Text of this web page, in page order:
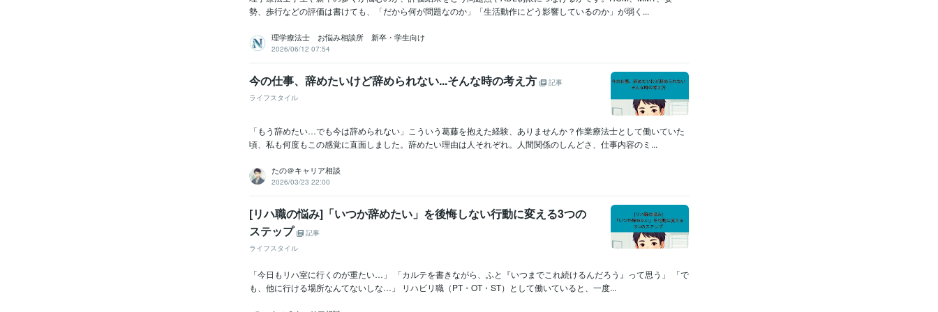
勢、歩行などの評価は書けても、「だから何が問題なのか」「生活動作にどう影響しているのか」が弱く...
理学療法士 お悩み相談所 新卒・学生向け
2026/06/12 07:54
今の仕事、辞めたいけど辞められない...そんな時の考え方
記事
ライフスタイル
「もう辞めたい…でも今は辞められない」こういう葛藤を抱えた経験、ありませんか？作業療法士として働いていた
頃、私も何度もこの感覚に直面しました。辞めたい理由は人それぞれ。人間関係のしんどさ、仕事内容のミ...
たの＠キャリア相談
2026/03/23 22:00
[リハ職の悩み]「いつか辞めたい」を後悔しない行動に変える3つの
ステップ
記事
ライフスタイル
「今日もリハ室に行くのが重たい…」 「カルテを書きながら、ふと『いつまでこれ続けるんだろう』って思う」 「で
も、他に行ける場所なんてないしな…」 リハビリ職（PT・OT・ST）として働いていると、一度...